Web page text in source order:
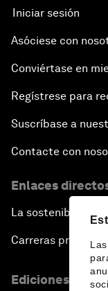
Iniciar sesión
Asóciese con
Conviértase en
Regístrese para
Suscríbase a
Contacte con
Enlaces
La sostenibilidad
Carreras
Ediciones en